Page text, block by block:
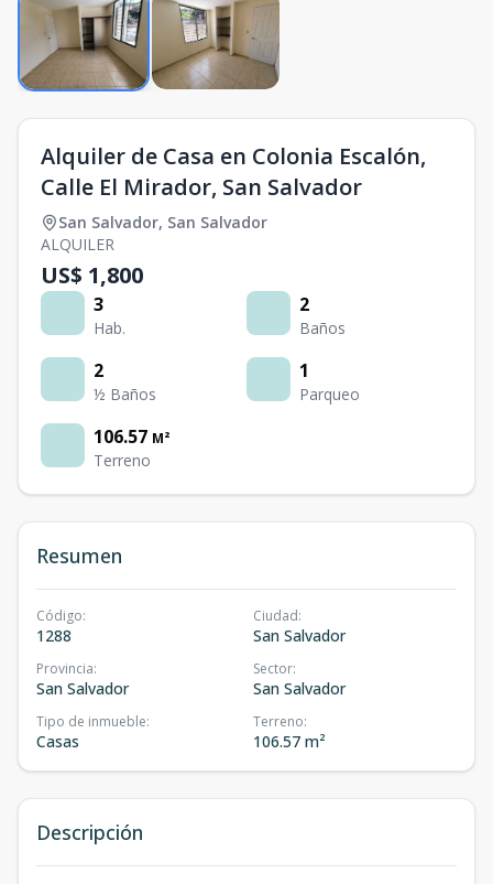
Alquiler de Casa en Colonia Escalón,
Calle El Mirador, San Salvador
San Salvador, San Salvador
ALQUILER
US$ 1,800
3
Hab.
2
Baños
2
½ Baños
1
Parqueo
106.57 M²
Terreno
Resumen
Código:
1288
Ciudad:
San Salvador
Provincia:
San Salvador
Sector:
San Salvador
Tipo de inmueble:
Casas
Terreno:
106.57 m²
Descripción